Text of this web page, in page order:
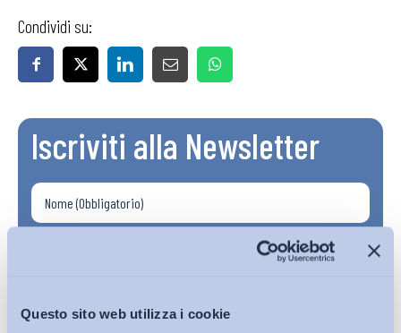
Questo sito web utilizza i cookie
Condividi su:
Iscriviti alla Newsletter